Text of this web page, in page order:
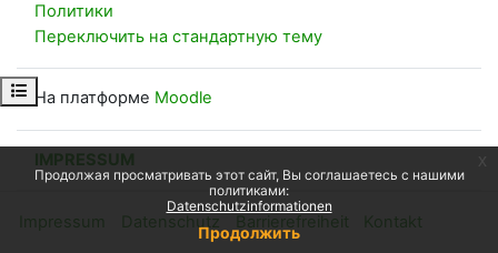
Продолжая просматривать этот сайт, Вы соглашаетесь с нашими
политиками:
Datenschutzinformationen
Продолжить
Открыть оглавление курса
Политики
Переключить на стандартную тему
На платформе Moodle
IMPRESSUM
Impressum Datenschutz Barrierefreiheit Kontakt